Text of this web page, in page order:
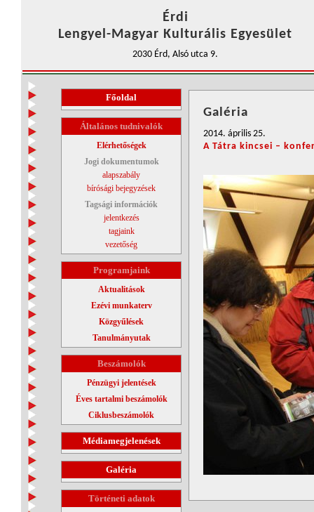
Érdi
Lengyel-Magyar Kulturális Egyesület
2030 Érd, Alsó utca 9.
Főoldal
Általános tudnivalók
Elérhetőségek
Jogi dokumentumok
alapszabály
bírósági bejegyzések
Tagsági információk
jelentkezés
tagjaink
vezetőség
Programjaink
Aktualitások
Ezévi munkaterv
Közgyűlések
Tanulmányutak
Beszámolók
Pénzügyi jelentések
Éves tartalmi beszámolók
Ciklusbeszámolók
Médiamegjelenések
Galéria
Történeti adatok
Galéria
2014. április 25.
A Tátra kincsei –